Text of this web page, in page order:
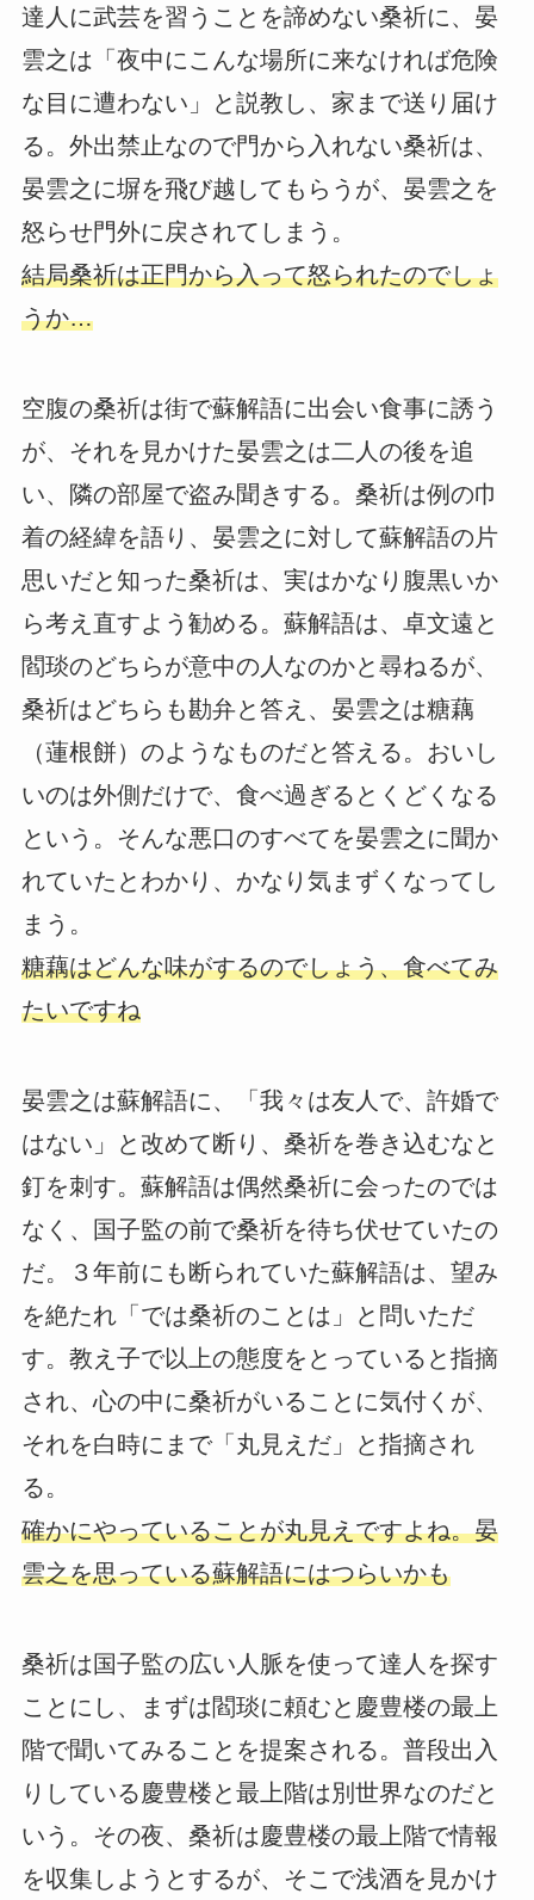
達人に武芸を習うことを諦めない桑祈に、晏
雲之は「夜中にこんな場所に来なければ危険
な目に遭わない」と説教し、家まで送り届け
る。外出禁止なので門から入れない桑祈は、
晏雲之に塀を飛び越してもらうが、晏雲之を
怒らせ門外に戻されてしまう。
結局桑祈は正門から入って怒られたのでしょ
うか…
空腹の桑祈は街で蘇解語に出会い食事に誘う
が、それを見かけた晏雲之は二人の後を追
い、隣の部屋で盗み聞きする。桑祈は例の巾
着の経緯を語り、晏雲之に対して蘇解語の片
思いだと知った桑祈は、実はかなり腹黒いか
ら考え直すよう勧める。蘇解語は、卓文遠と
閻琰のどちらが意中の人なのかと尋ねるが、
桑祈はどちらも勘弁と答え、晏雲之は糖藕
（蓮根餅）のようなものだと答える。おいし
いのは外側だけで、食べ過ぎるとくどくなる
という。そんな悪口のすべてを晏雲之に聞か
れていたとわかり、かなり気まずくなってし
まう。
糖藕はどんな味がするのでしょう、食べてみ
たいですね
晏雲之は蘇解語に、「我々は友人で、許婚で
はない」と改めて断り、桑祈を巻き込むなと
釘を刺す。蘇解語は偶然桑祈に会ったのでは
なく、国子監の前で桑祈を待ち伏せていたの
だ。３年前にも断られていた蘇解語は、望み
を絶たれ「では桑祈のことは」と問いただ
す。教え子で以上の態度をとっていると指摘
され、心の中に桑祈がいることに気付くが、
それを白時にまで「丸見えだ」と指摘され
る。
確かにやっていることが丸見えですよね。晏
雲之を思っている蘇解語にはつらいかも
桑祈は国子監の広い人脈を使って達人を探す
ことにし、まずは閻琰に頼むと慶豊楼の最上
階で聞いてみることを提案される。普段出入
りしている慶豊楼と最上階は別世界なのだと
いう。その夜、桑祈は慶豊楼の最上階で情報
を収集しようとするが、そこで浅酒を見かけ